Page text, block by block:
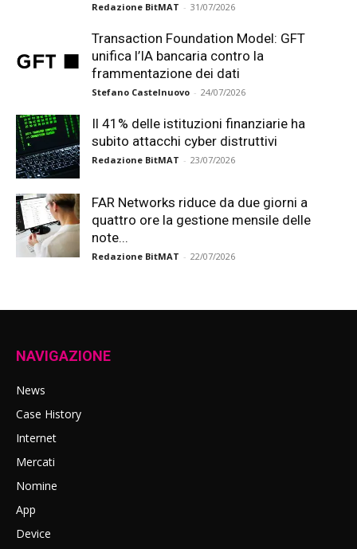
Redazione BitMAT - 31/07/2026
Transaction Foundation Model: GFT
unifica l’IA bancaria contro la
frammentazione dei dati
Stefano Castelnuovo - 24/07/2026
Il 41% delle istituzioni finanziarie ha
subito attacchi cyber distruttivi
Redazione BitMAT - 23/07/2026
FAR Networks riduce da due giorni a
quattro ore la gestione mensile delle
note...
Redazione BitMAT - 22/07/2026
NAVIGAZIONE
News
Case History
Internet
Mercati
Nomine
App
Device